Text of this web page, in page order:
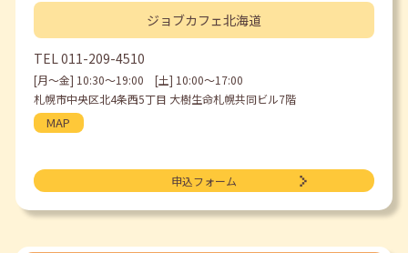
ジョブカフェ北海道
TEL011-209-4510
[月〜金] 10:30〜19:00 [土] 10:00〜17:00
札幌市中央区北4条西5丁目 大樹生命札幌共同ビル7階
MAP
申込フォーム